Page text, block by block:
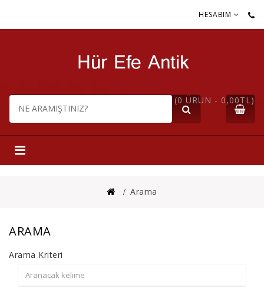
HESABIM
(0 ÜRÜN - 0,00TL)
Arama
ARAMA
Arama Kriteri